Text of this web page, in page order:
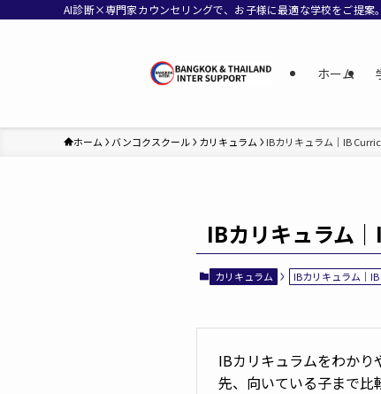
AI診断×専門家カウンセリングで、お子様に最適な学校をご提案
ホーム
ホーム バンコクスクール カリキュラム IBカリキュラム｜IB
IBカリキュラム
カリキュラム IBカリキュラム｜
IBカリキュラムをわか
先、向いている子まで比